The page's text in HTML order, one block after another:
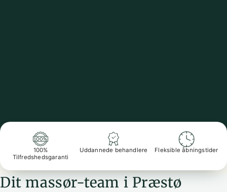
100%
Tilfredshedsgaranti
Uddannede behandlere Fleksible åbningstider
Dit massør-team i Præstø